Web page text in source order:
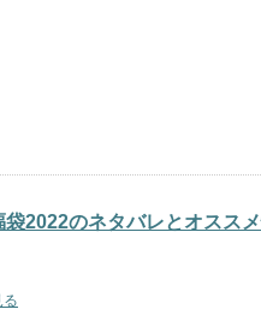
袋2022のネタバレとオスス
る